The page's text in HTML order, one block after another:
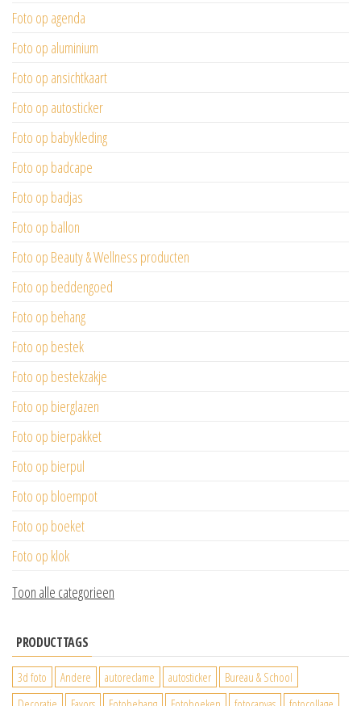
Foto op agenda
Foto op aluminium
Foto op ansichtkaart
Foto op autosticker
Foto op babykleding
Foto op badcape
Foto op badjas
Foto op ballon
Foto op Beauty & Wellness producten
Foto op beddengoed
Foto op behang
Foto op bestek
Foto op bestekzakje
Foto op bierglazen
Foto op bierpakket
Foto op bierpul
Foto op bloempot
Foto op boeket
Foto op klok
Toon alle categorieen
PRODUCTTAGS
3d foto Andere autoreclame autosticker
Bureau & School